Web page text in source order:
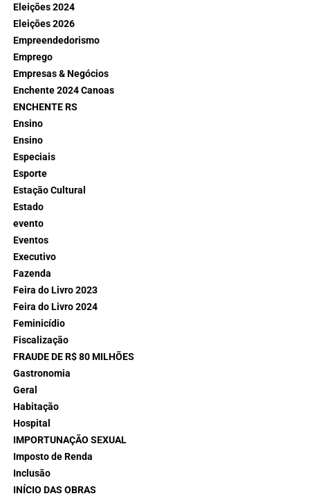
Eleições 2024
Eleições 2026
Empreendedorismo
Emprego
Empresas & Negócios
Enchente 2024 Canoas
ENCHENTE RS
Ensino
Ensino
Especiais
Esporte
Estação Cultural
Estado
evento
Eventos
Executivo
Fazenda
Feira do Livro 2023
Feira do Livro 2024
Feminicídio
Fiscalização
FRAUDE DE R$ 80 MILHÕES
Gastronomia
Geral
Habitação
Hospital
IMPORTUNAÇÃO SEXUAL
Imposto de Renda
Inclusão
INÍCIO DAS OBRAS